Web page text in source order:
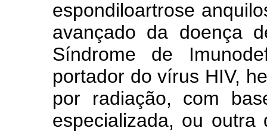
espondiloartrose
avançado da doença
Síndrome de
portador do vírus HIV,
por radiação, com
especializada, ou